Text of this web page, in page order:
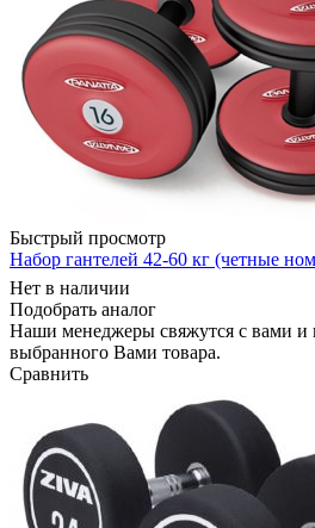
Быстрый просмотр
Набор гантелей 42-60 кг (четные
Нет в наличии
Подобрать аналог
Наши менеджеры свяжутся с вами и
выбранного Вами товара.
Сравнить